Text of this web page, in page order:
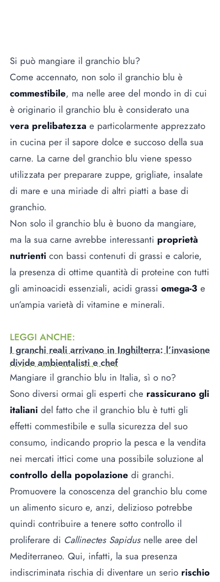
Si può mangiare il granchio blu?
Come accennato, non solo il granchio blu è
commestibile, ma nelle aree del mondo in di cui
è originario il granchio blu è considerato una
vera prelibatezza e particolarmente apprezzato
in cucina per il sapore dolce e succoso della sua
carne. La carne del granchio blu viene spesso
utilizzata per preparare zuppe, grigliate, insalate
di mare e una miriade di altri piatti a base di
granchio.
Non solo il granchio blu è buono da mangiare,
ma la sua carne avrebbe interessanti proprietà
nutrienti con bassi contenuti di grassi e calorie,
la presenza di ottime quantità di proteine con tutti
gli aminoacidi essenziali, acidi grassi omega-3 e
un’ampia varietà di vitamine e minerali.
LEGGI ANCHE:
I granchi reali arrivano in Inghilterra: l’invasione
divide ambientalisti e chef
Mangiare il granchio blu in Italia, sì o no?
Sono diversi ormai gli esperti che rassicurano gli
italiani del fatto che il granchio blu è tutti gli
effetti commestibile e sulla sicurezza del suo
consumo, indicando proprio la pesca e la vendita
nei mercati ittici come una possibile soluzione al
controllo della popolazione di granchi.
Promuovere la conoscenza del granchio blu come
un alimento sicuro e, anzi, delizioso potrebbe
quindi contribuire a tenere sotto controllo il
proliferare di Callinectes Sapidus nelle aree del
Mediterraneo. Qui, infatti, la sua presenza
indiscriminata rischia di diventare un serio rischio